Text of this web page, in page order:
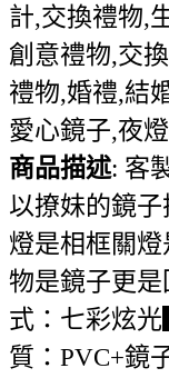
計,交換禮物,
創意禮物,交
禮物,婚禮,結
愛心鏡子,夜燈
商品描述: 客
以撩妹的鏡
燈是相框關
物是鏡子更
式：七彩炫
質：PVC+鏡